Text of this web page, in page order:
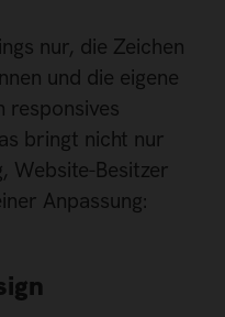
nur, die Zeichen
und die eigene
responsives
bringt nicht nur
Website-Besitzer
Anpassung: